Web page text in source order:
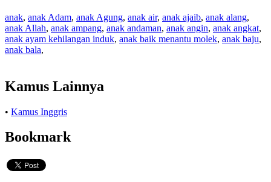
anak, anak Adam, anak Agung, anak air, anak ajaib, anak alang,
anak Allah, anak ampang, anak andaman, anak angin, anak angkat,
anak ayam kehilangan induk, anak baik menantu molek, anak baju,
anak bala,
Kamus Lainnya
• Kamus Inggris
Bookmark